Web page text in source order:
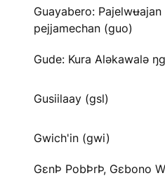
Guayabero: Pajelwʉajan
pejjamechan (guo)
Gude: Kura Aləkawalə
Gusiilaay (gsl)
Gwich'in (gwi)
GɛnÞ PobÞrÞ, Gɛbono